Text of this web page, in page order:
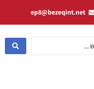
ep8@bezeqint.net